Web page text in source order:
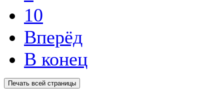
10
Вперёд
В конец